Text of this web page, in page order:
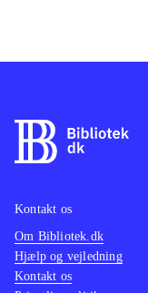
Kontakt os
Om Bibliotek.dk
Hjælp og vejledning
Kontakt os